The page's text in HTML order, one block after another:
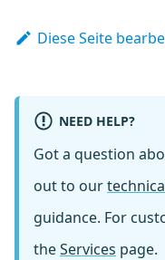
Diese Seite
NEED HELP?
Got a question
out to our
guidance. For
theServices page.